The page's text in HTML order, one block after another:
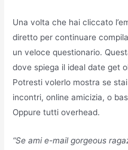
Una volta che hai cliccato
diretto per continuare
un veloce questionario.
dove spiega il ideal date get
Potresti volerlo mostra se
incontri, online amicizia, o
Oppure tutti overhead.
“Se ami e-mail gorgeous